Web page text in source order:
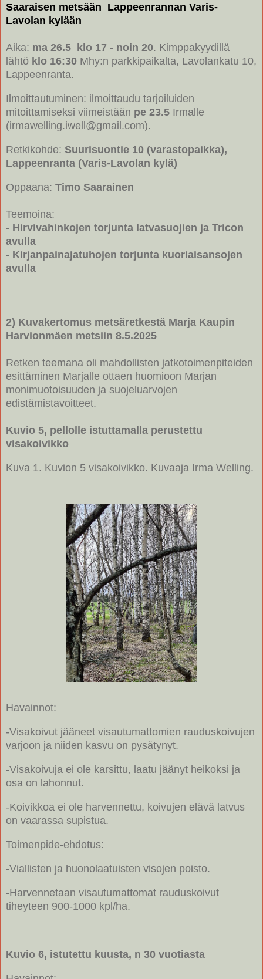
Saaraisen metsään Lappeenrannan Varis-
Lavolan kylään
Aika: ma 26.5 klo 17 - noin 20. Kimppakyydillä
lähtö klo 16:30 Mhy:n parkkipaikalta, Lavolankatu 10,
Lappeenranta.
Ilmoittautuminen: ilmoittaudu tarjoiluiden
mitoittamiseksi viimeistään pe 23.5 Irmalle
(irmawelling.iwell@gmail.com).
Retkikohde: Suurisuontie 10 (varastopaikka),
Lappeenranta (Varis-Lavolan kylä)
Oppaana: Timo Saarainen
Teemoina:
- Hirvivahinkojen torjunta latvasuojien ja Tricon
avulla
- Kirjanpainajatuhojen torjunta kuoriaisansojen
avulla
2) Kuvakertomus metsäretkestä Marja Kaupin
Harvionmäen metsiin 8.5.2025
Retken teemana oli mahdollisten jatkotoimenpiteiden
esittäminen Marjalle ottaen huomioon Marjan
monimuotoisuuden ja suojeluarvojen
edistämistavoitteet.
Kuvio 5, pellolle istuttamalla perustettu
visakoivikko
Kuva 1. Kuvion 5 visakoivikko. Kuvaaja Irma Welling.
Havainnot:
-Visakoivut jääneet visautumattomien rauduskoivujen
varjoon ja niiden kasvu on pysätynyt.
-Visakoivuja ei ole karsittu, laatu jäänyt heikoksi ja
osa on lahonnut.
-Koivikkoa ei ole harvennettu, koivujen elävä latvus
on vaarassa supistua.
Toimenpide-ehdotus:
-Viallisten ja huonolaatuisten visojen poisto.
-Harvennetaan visautumattomat rauduskoivut
tiheyteen 900-1000 kpl/ha.
Kuvio 6, istutettu kuusta, n 30 vuotiasta